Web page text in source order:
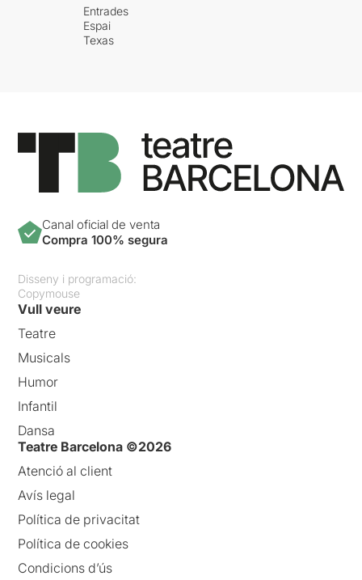
Entrades
Espai
Texas
Canal oficial de venta
Compra 100% segura
Disseny i programació:
Copymouse
Vull veure
Teatre
Musicals
Humor
Infantil
Dansa
Teatre Barcelona ©2026
Atenció al client
Avís legal
Política de privacitat
Política de cookies
Condicions d’ús